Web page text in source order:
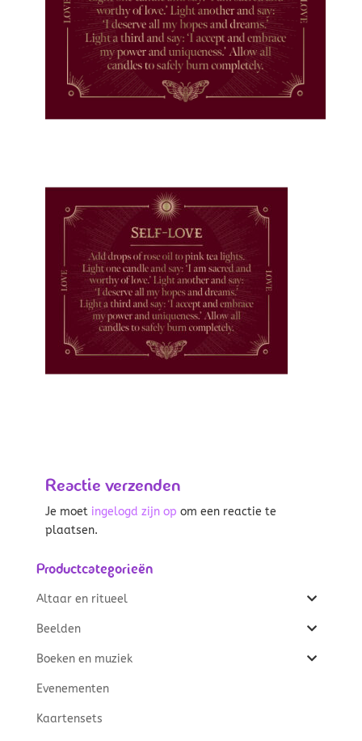
Reactie verzenden
Je moet ingelogd zijn op om een reactie te
plaatsen.
Productcategorieën
Altaar en ritueel
Beelden
Boeken en muziek
Evenementen
Kaartensets